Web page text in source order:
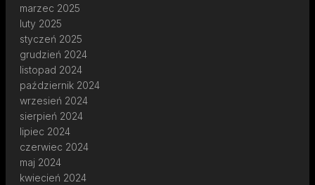
marzec 2025
luty 2025
styczeń 2025
grudzień 2024
listopad 2024
październik 2024
wrzesień 2024
sierpień 2024
lipiec 2024
czerwiec 2024
maj 2024
kwiecień 2024